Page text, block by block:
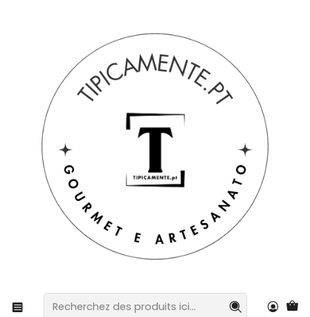
Boissons et gastronomie Conserves
Pâté à l'huile d'olive et à l'origan